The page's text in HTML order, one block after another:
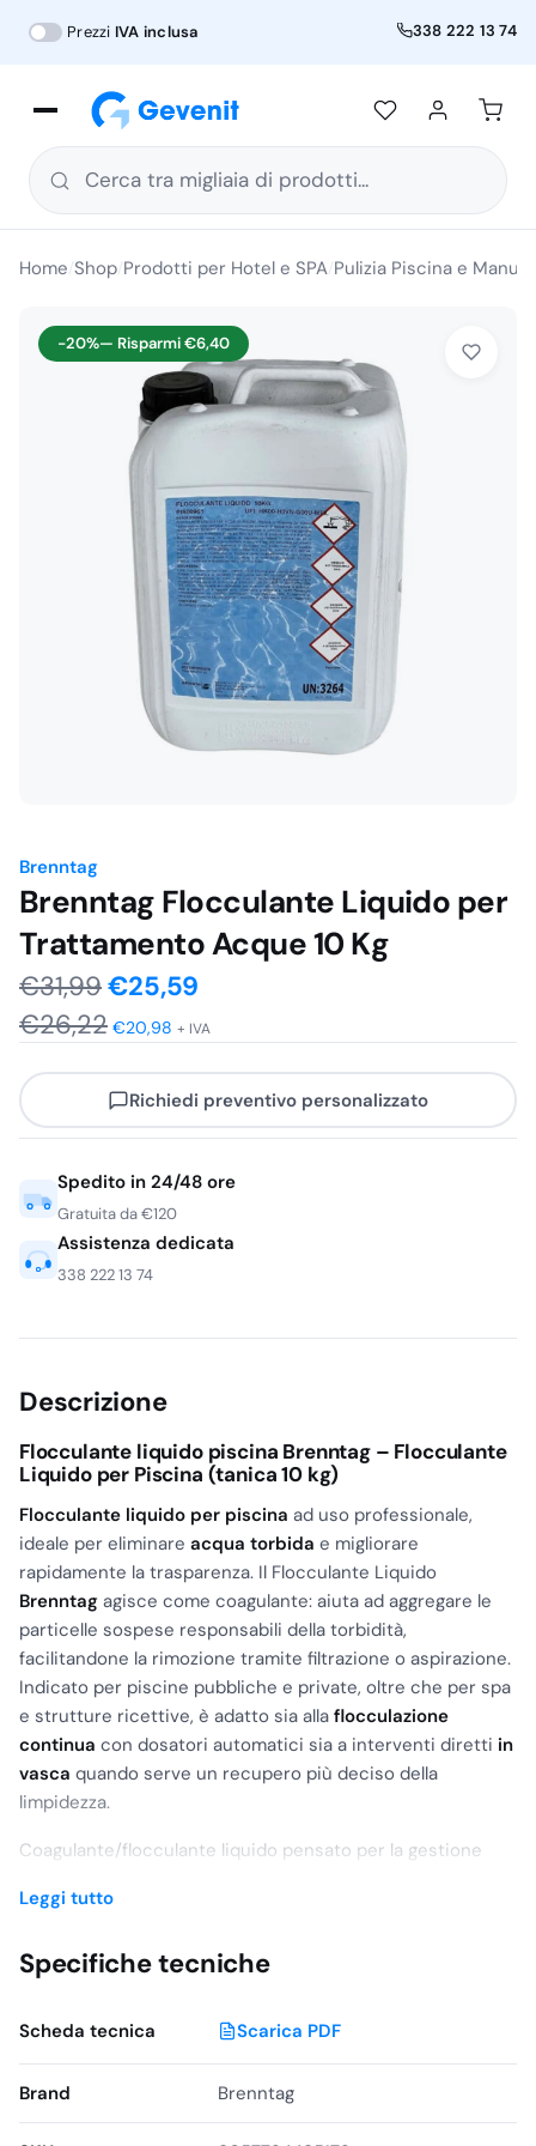
Prezzi IVA inclusa 338 222 13 74
Cerca tra migliaia di prodotti...
Home Shop Prodotti per Hotel e SPA Pulizia Piscina e
-20%— Risparmi€6,40
Brenntag
Brenntag Flocculante Liquido per
Trattamento Acque 10 Kg
€31,99Il
prezzo
originale
era:
€25,59
prezzo
attuale
è:
€26,22 €20,98 + IVA
Richiedi preventivo personalizzato
Spedito in 24/48 ore
Gratuita da €120
Assistenza dedicata
338 222 13 74
Descrizione
Flocculante liquido piscina Brenntag – Flocculante
Liquido per Piscina (tanica 10 kg)
Flocculante liquido per piscina ad uso professionale,
ideale per eliminare acqua torbida e migliorare
rapidamente la trasparenza. Il Flocculante Liquido
Brenntag agisce come coagulante: aiuta ad aggregare le
particelle sospese responsabili della torbidità,
facilitandone la rimozione tramite filtrazione o aspirazione.
Indicato per piscine pubbliche e private, oltre che per spa
e strutture ricettive, è adatto sia alla flocculazione
continua con dosatori automatici sia a interventi diretti in
vasca quando serve un recupero più deciso della
limpidezza.
Coagulante/flocculante liquido pensato per la gestione
Favorisce una
impurità nei filtri.
Ambiti di utilizzo
Piscineprivateepubbliche
Hotel, strutture ricettive e impianti sportivi
Spa, centri benessere
Leggi tutto
Specifiche tecniche
Scheda tecnica Scarica PDF
Brand Brenntag